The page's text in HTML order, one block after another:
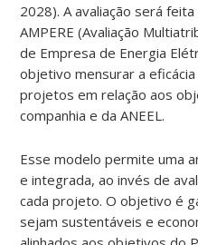
2028). A avaliação será
AMPERE (Avaliação
de Empresa de Energia
objetivo mensurar a
projetos em relação aos
companhia e da ANEEL.
Esse modelo permite uma
e integrada, ao invés de
cada projeto. O objetivo é
sejam sustentáveis e